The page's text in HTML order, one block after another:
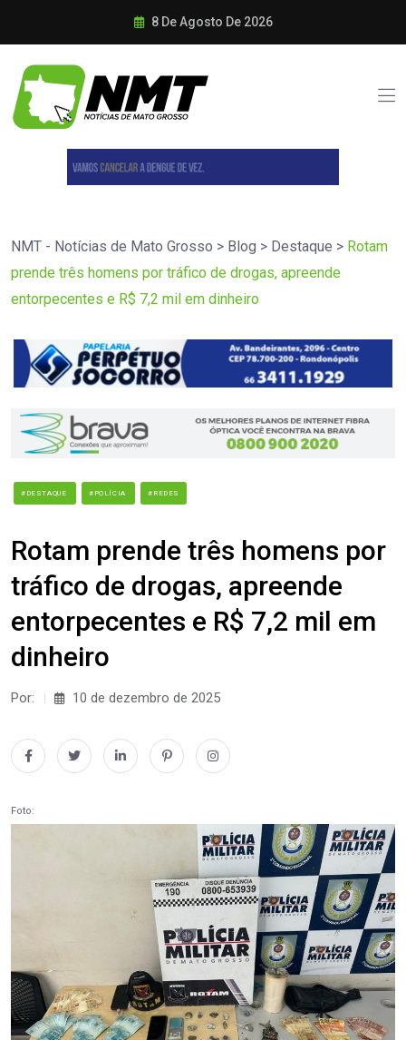
8 De Agosto De 2026
NMT - Notícias de Mato Grosso > Blog > Destaque > Rotam
prende três homens por tráfico de drogas, apreende
entorpecentes e R$ 7,2 mil em dinheiro
#DESTAQUE #POLÍCIA #REDES
Rotam prende três homens por
tráfico de drogas, apreende
entorpecentes e R$ 7,2 mil em
dinheiro
Por: 10 de dezembro de 2025
Foto: